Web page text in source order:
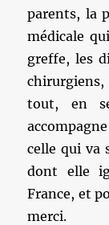
parents, la
médicale
greffe, les
tout, en
celle qui va
dont elle
France, et
merci.